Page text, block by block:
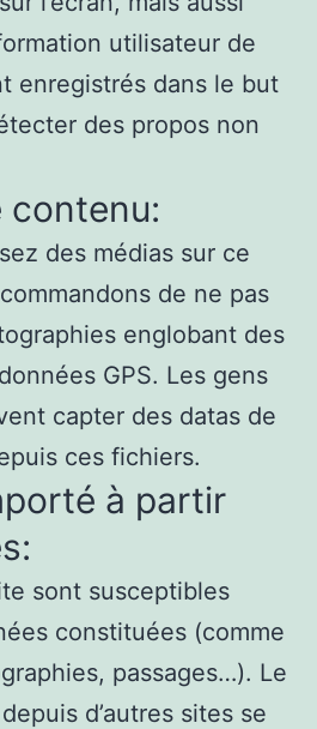
utilisateur de
enregistrés dans le but
des propos non
contenu:
des médias sur ce
de ne pas
englobant des
GPS. Les gens
capter des datas de
ces fichiers.
à partir
sont susceptibles
constituées (comme
passages…). Le
d’autres sites se